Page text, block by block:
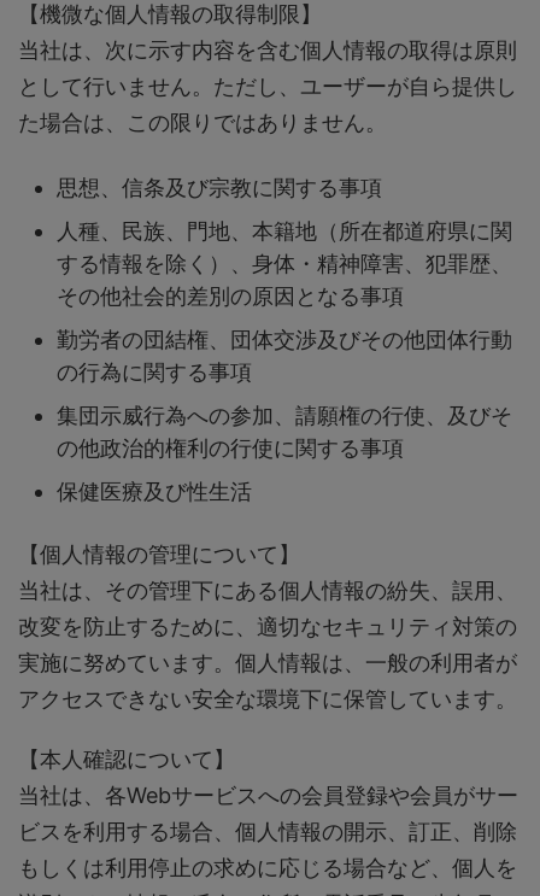
【機微な個人情報の取得制限】
当社は、次に示す内容を含む個人情報の取得は原則
として行いません。ただし、ユーザーが自ら提供し
た場合は、この限りではありません。
思想、信条及び宗教に関する事項
人種、民族、門地、本籍地（所在都道府県に関
する情報を除く）、身体・精神障害、犯罪歴、
その他社会的差別の原因となる事項
勤労者の団結権、団体交渉及びその他団体行動
の行為に関する事項
集団示威行為への参加、請願権の行使、及びそ
の他政治的権利の行使に関する事項
保健医療及び性生活
【個人情報の管理について】
当社は、その管理下にある個人情報の紛失、誤用、
改変を防止するために、適切なセキュリティ対策の
実施に努めています。個人情報は、一般の利用者が
アクセスできない安全な環境下に保管しています。
【本人確認について】
当社は、各Webサービスへの会員登録や会員がサー
ビスを利用する場合、個人情報の開示、訂正、削除
もしくは利用停止の求めに応じる場合など、個人を